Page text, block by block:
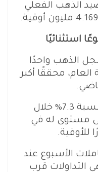
الذهب الفعلي
استثنائيًا
الذهب واحدًا
محققًا أكبر
وقفز سعر أونصة الذهب بنسبة 7.3% خلال
مستوى له في
الأسبوع عند
تنهي التداولات قرب